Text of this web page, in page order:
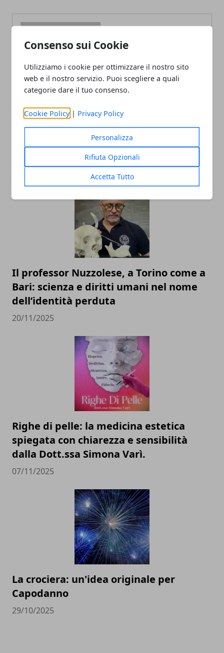
Consenso sui Cookie
Utilizziamo i cookie per ottimizzare il nostro sito
web e il nostro servizio. Puoi scegliere a quali
categorie dare il tuo consenso.
Cookie Policy | Privacy Policy
Personalizza
Rifiuta Opzionali
Accetta Tutto
Redazione
ARTICOLI CORRELATI
Il professor Nuzzolese, a Torino come a
Bari: scienza e diritti umani nel nome
dell’identità perduta
20/11/2025
Righe di pelle: la medicina estetica
spiegata con chiarezza e sensibilità
dalla Dott.ssa Simona Varì.
07/11/2025
La crociera: un'idea originale per
Capodanno
29/10/2025